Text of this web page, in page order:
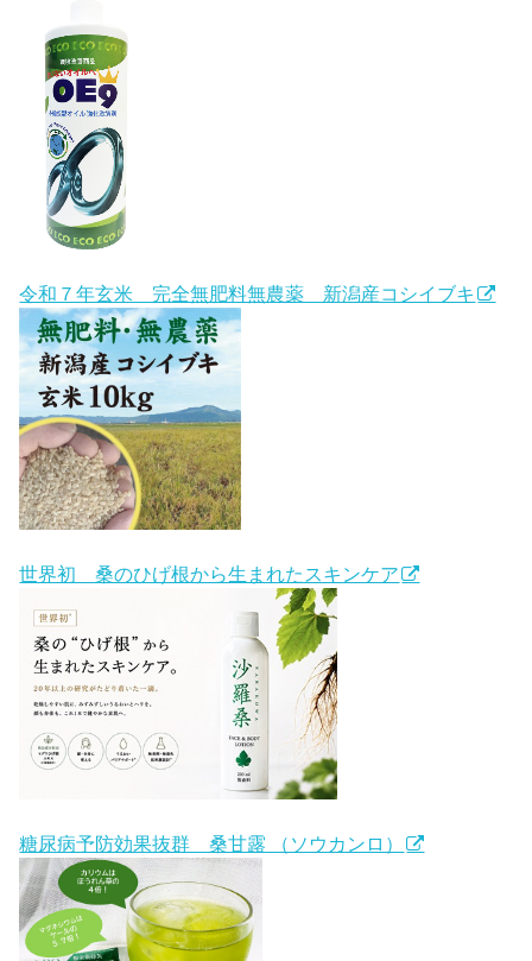
令和７年玄米 完全無肥料無農薬 新潟産コシイブキ
世界初 桑のひげ根から生まれたスキンケア
糖尿病予防効果抜群 桑甘露 （ソウカンロ）